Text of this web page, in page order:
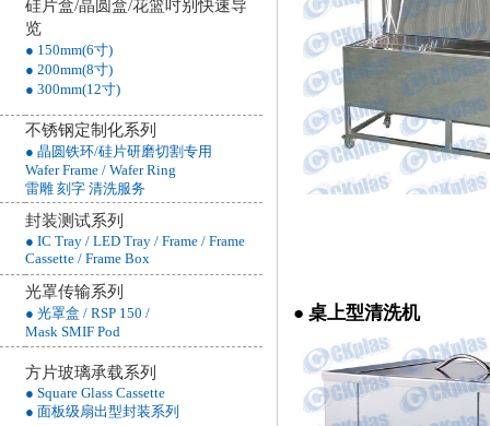
硅片盒/晶圆盒/花篮吋别快速导
览
● 150mm(6寸)
● 200mm(8寸)
● 300mm(12寸)
不锈钢定制化系列
● 晶圆铁环/硅片研磨切割专用
Wafer Frame / Wafer Ring
雷雕 刻字 清洗服务
封装测试系列
● IC Tray / LED Tray / Frame / Frame
Cassette / Frame Box
光罩传输系列
● 光罩盒 / RSP 150 /
Mask SMIF Pod
方片玻璃承载系列
● Square Glass Cassette
● 面板级扇出型封装系列
● 桌上型清洗机